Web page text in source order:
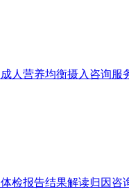
成人营养均衡摄入咨询服
体检报告结果解读归因咨